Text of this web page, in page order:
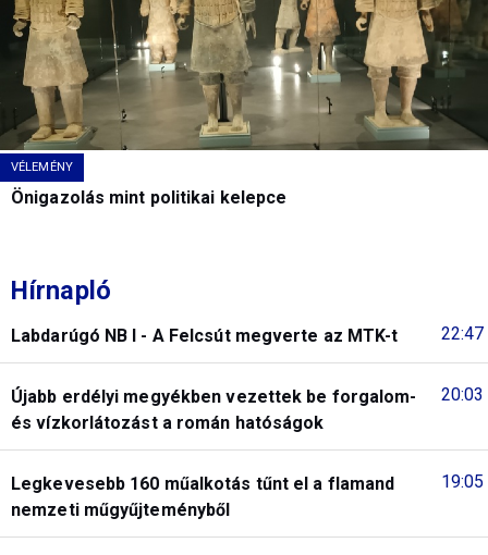
VÉLEMÉNY
Önigazolás mint politikai kelepce
Hírnapló
22:47
Labdarúgó NB I - A Felcsút megverte az MTK-t
20:03
Újabb erdélyi megyékben vezettek be forgalom-
és vízkorlátozást a román hatóságok
19:05
Legkevesebb 160 műalkotás tűnt el a flamand
nemzeti műgyűjteményből